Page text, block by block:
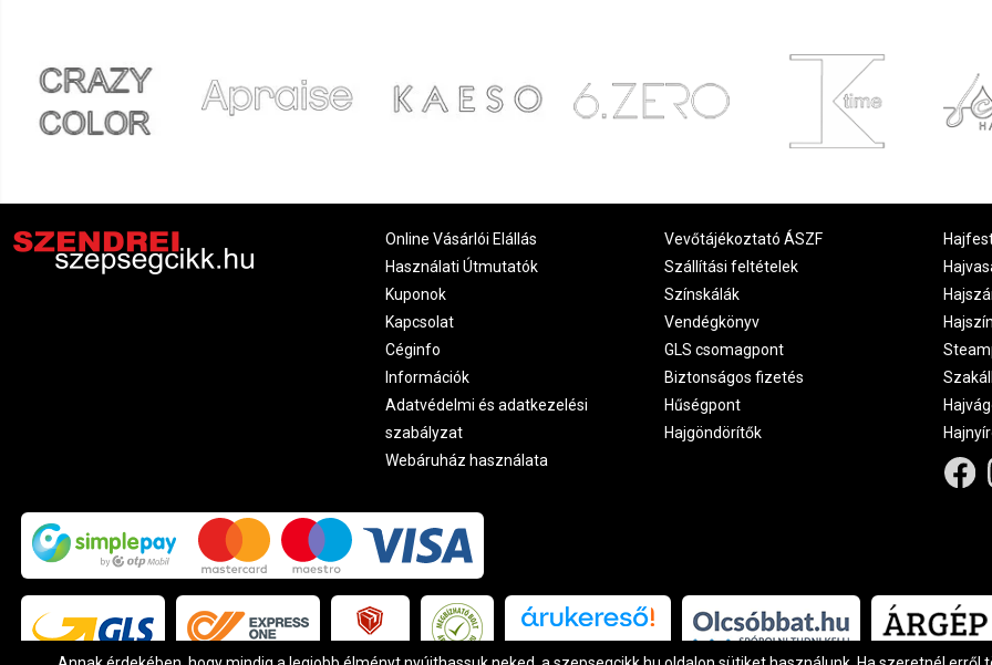
Online Vásárlói Elállás
Használati Útmutatók
Kuponok
Kapcsolat
Céginfo
Információk
Adatvédelmi és adatkezelési
szabályzat
Webáruház használata
Vevőtájékoztató ÁSZF
Szállítási feltételek
Színskálák
Vendégkönyv
GLS csomagpont
Biztonságos fizetés
Hűségpont
Hajgöndörítők
Árukereső.hu